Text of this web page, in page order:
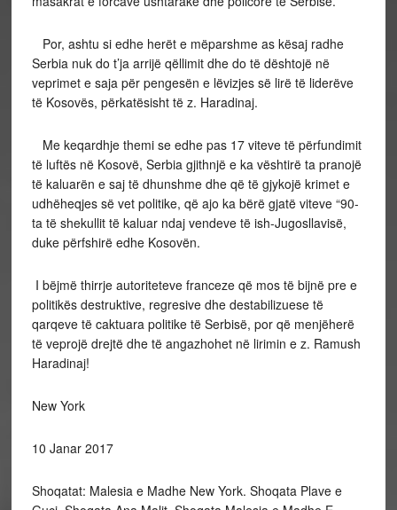
Por, ashtu si edhe herët e mëparshme as kësaj radhe
Serbia nuk do t’ja arrijë qëllimit dhe do të dështojë në
veprimet e saja për pengesën e lëvizjes së lirë të liderëve
të Kosovës, përkatësisht të z. Haradinaj.
Me keqardhje themi se edhe pas 17 viteve të përfundimit
të luftës në Kosovë, Serbia gjithnjë e ka vështirë ta pranojë
të kaluarën e saj të dhunshme dhe që të gjykojë krimet e
udhëheqjes së vet politike, që ajo ka bërë gjatë viteve “90-
ta të shekullit të kaluar ndaj vendeve të ish-Jugosllavisë,
duke përfshirë edhe Kosovën.
I bëjmë thirrje autoriteteve franceze që mos të bijnë pre e
politikës destruktive, regresive dhe destabilizuese të
qarqeve të caktuara politike të Serbisë, por që menjëherë
të veprojë drejtë dhe të angazhohet në lirimin e z. Ramush
Haradinaj!
New York
10 Janar 2017
Shoqatat: Malesia e Madhe New York. Shoqata Plave e